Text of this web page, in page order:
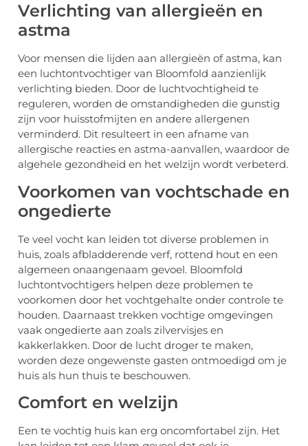
Verlichting van allergieën en
astma
Voor mensen die lijden aan allergieën of astma, kan
een luchtontvochtiger van Bloomfold aanzienlijk
verlichting bieden. Door de luchtvochtigheid te
reguleren, worden de omstandigheden die gunstig
zijn voor huisstofmijten en andere allergenen
verminderd. Dit resulteert in een afname van
allergische reacties en astma-aanvallen, waardoor de
algehele gezondheid en het welzijn wordt verbeterd.
Voorkomen van vochtschade en
ongedierte
Te veel vocht kan leiden tot diverse problemen in
huis, zoals afbladderende verf, rottend hout en een
algemeen onaangenaam gevoel. Bloomfold
luchtontvochtigers helpen deze problemen te
voorkomen door het vochtgehalte onder controle te
houden. Daarnaast trekken vochtige omgevingen
vaak ongedierte aan zoals zilvervisjes en
kakkerlakken. Door de lucht droger te maken,
worden deze ongewenste gasten ontmoedigd om je
huis als hun thuis te beschouwen.
Comfort en welzijn
Een te vochtig huis kan erg oncomfortabel zijn. Het